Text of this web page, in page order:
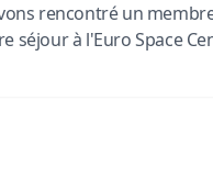
rencontré un
à l'Euro Space